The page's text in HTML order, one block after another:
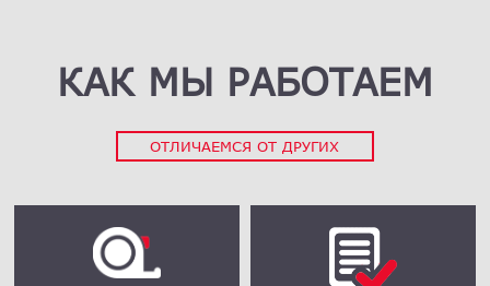
КАК МЫ РАБОТАЕМ
ОТЛИЧАЕМСЯ ОТ ДРУГИХ